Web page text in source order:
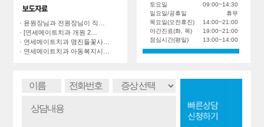
· 윤원장님과 전원장님이 직…
· [연세메이트치과 개원 2…
· 연세메이트치과 명진들꽃사…
· 연세메이트치과 아동복지시…
토요일
일요일/공휴일
목요일(오전휴진)
야간진료(화, 목)
점심시간(평일)
09:00~14:30
휴무
14:00~21:00
19:00~21:00
13:00~14:00